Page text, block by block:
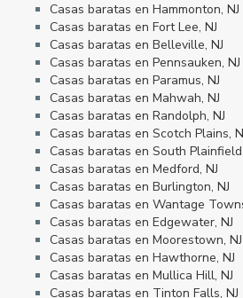
Casas baratas en Hammonton, NJ
Casas baratas en Fort Lee, NJ
Casas baratas en Belleville, NJ
Casas baratas en Pennsauken, NJ
Casas baratas en Paramus, NJ
Casas baratas en Mahwah, NJ
Casas baratas en Randolph, NJ
Casas baratas en Scotch Plains,
Casas baratas en South
Casas baratas en Medford, NJ
Casas baratas en Burlington, NJ
Casas baratas en Wantage
Casas baratas en Edgewater, NJ
Casas baratas en Moorestown, NJ
Casas baratas en Hawthorne, NJ
Casas baratas en Mullica Hill, NJ
Casas baratas en Tinton Falls, NJ